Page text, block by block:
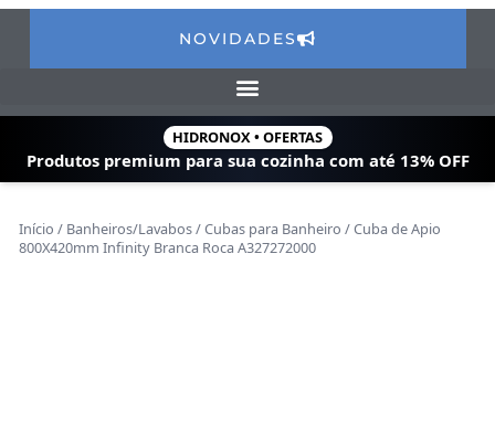
NOVIDADES
HIDRONOX • OFERTAS
Produtos premium para sua cozinha com até 13% OFF
Início / Banheiros/Lavabos/Cubas para Banheiro / Cuba de Apio
800X420mm Infinity Branca Roca A327272000